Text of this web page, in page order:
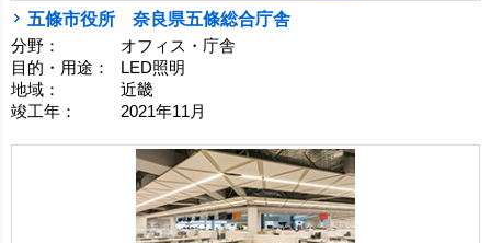
五條市役所 奈良県五條総合庁舎
分野：
オフィス・庁舎
目的・用途：
LED照明
地域：
近畿
竣工年：
2021年11月